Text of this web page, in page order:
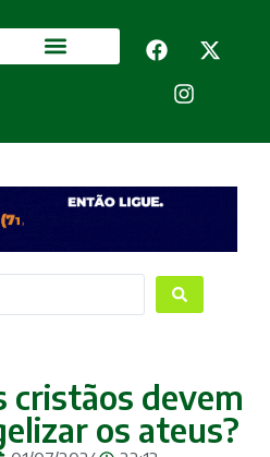
cristãos devem
os ateus?